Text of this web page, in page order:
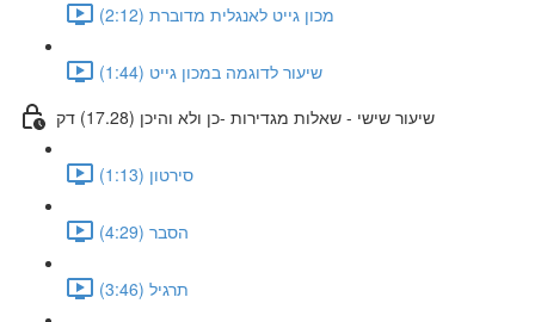
מכון גייט לאנגלית מדוברת (2:12)
שיעור לדוגמה במכון גייט (1:44)
שיעור שישי - שאלות מגדירות -כן ולא והיכן (17.28) דק
סירטון (1:13)
הסבר (4:29)
תרגיל (3:46)